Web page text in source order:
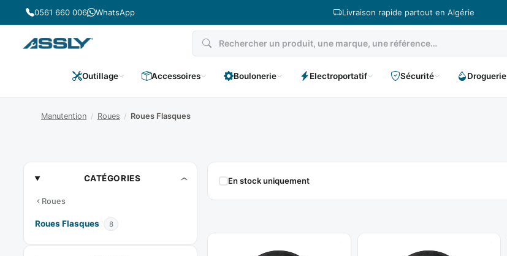
Passer
au
contenu
0561 660 006 WhatsApp Livraison rapide partout en Algérie
Outillage Accessoires Boulonerie Electroportatif Sécurité Droguerie
Manutention / Roues / Roues Flasques
Roues
Flasques
CATÉGORIES
Roues
Roues Flasques 8
En stock uniquement